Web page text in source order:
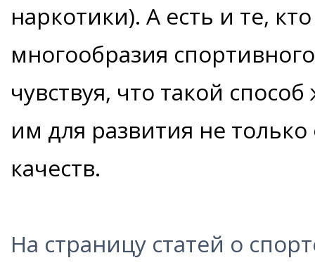
наркотики). А есть и те,
многообразия
чувствуя, что такой
им для развития не
качеств.
На страницу статей о